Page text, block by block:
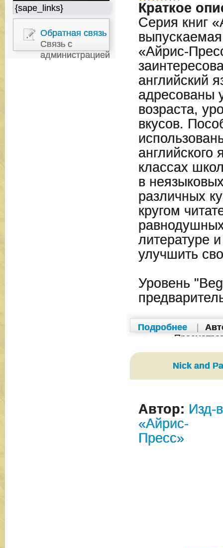
{sape_links}
Обратная связь
Связь с
администрацией
Краткое
Серия книг
«Айрис-
английский
адресованы
возраста,
вкусов.
английского
классах
в
различных
кругом
литературе
улучшить
Уровень
Подробнее
Nick and
Автор: Изд-
«Айрис-
Пресс»